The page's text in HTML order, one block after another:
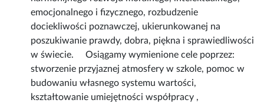
emocjonalnego i fizycznego, rozbudzenie
dociekliwości poznawczej, ukierunkowanej na
poszukiwanie prawdy, dobra, piękna i sprawiedliwości
w świecie. Osiągamy wymienione cele poprzez:
stworzenie przyjaznej atmosfery w szkole, pomoc w
budowaniu własnego systemu wartości,
kształtowanie umiejętności współpracy ,